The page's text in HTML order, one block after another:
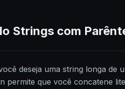
Strings com
deseja uma string longa de
permite que você concatene